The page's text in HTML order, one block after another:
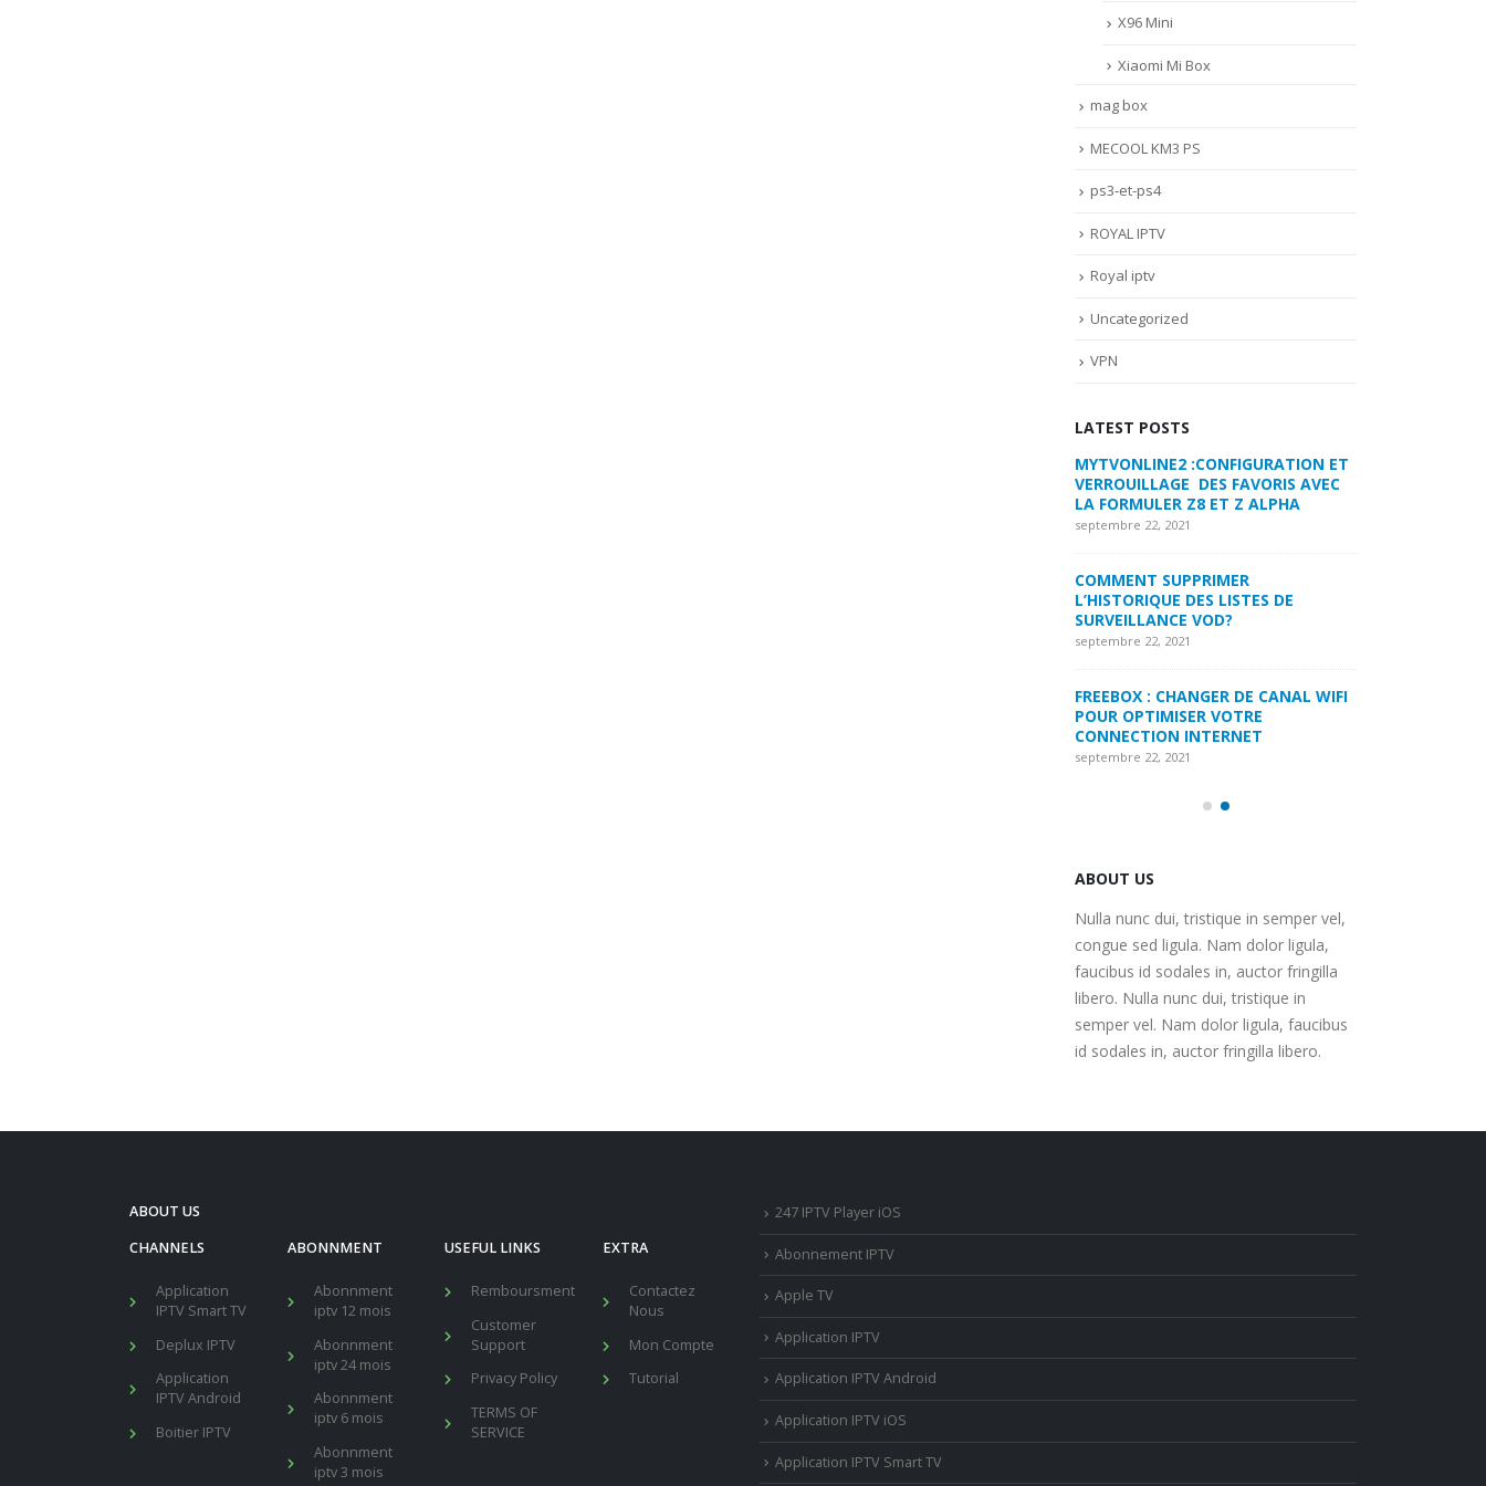
X96 Mini
Xiaomi Mi Box
mag box
MECOOL KM3 PS
ps3-et-ps4
ROYAL IPTV
Royal iptv
Uncategorized
VPN
LATEST POSTS
COMMENT PARAMETRER VOTRE
DREAMLINK T3
septembre 22, 2021
MYTVONLINE1 MYTVONLINE2
:QUELLES SONT LES LIMITATIONS
MAXIMALES PRIS EN CHARGE SUR
CLES USB|DISQUE DUR | CARTE SD
septembre 22, 2021
COMMENT UTILISER VOTRE
ABONNEMENT IPTV DE VOTRE
MAG250/254 POUR KODI
septembre 22, 2021
ABOUT US
Nulla nunc dui, tristique in semper vel,
congue sed ligula. Nam dolor ligula,
faucibus id sodales in, auctor fringilla
libero. Nulla nunc dui, tristique in
semper vel. Nam dolor ligula, faucibus
id sodales in, auctor fringilla libero.
ABOUT US
CHANNELS
Application
IPTV Smart TV
Deplux IPTV
Application
IPTV Android
Boitier IPTV
ABONNMENT
Abonnment
iptv 12 mois
Abonnment
iptv 24 mois
Abonnment
iptv 6 mois
Abonnment
iptv 3 mois
USEFUL LINKS
Remboursment
Customer
Support
Privacy Policy
TERMS OF
SERVICE
EXTRA
Contactez
Nous
Mon Compte
Tutorial
247 IPTV Player iOS
Abonnement IPTV
Apple TV
Application IPTV
Application IPTV Android
Application IPTV iOS
Application IPTV Smart TV